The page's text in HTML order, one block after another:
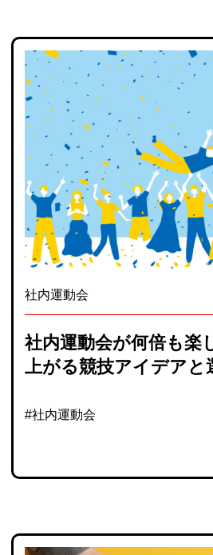
社内運動会
社内運動会が何倍も楽
上がる競技アイデアと
#社内運動会